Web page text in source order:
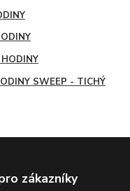
SWEEP - TICHÝ
zákazníky